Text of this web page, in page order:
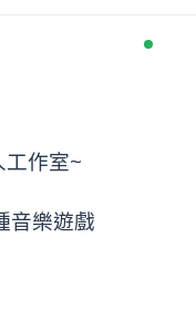
作室~
音樂遊戲